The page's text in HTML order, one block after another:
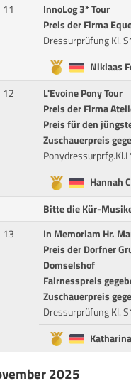
11
InnoLog 3* Tour
Preis der Firma
Dressurprüfung Kl.
Niklaas
12
L'Evoine Pony Tour
Preis der Firma
Preis für den
Zuschauerpreis
Hannah
Bitte die Kür-
13
In Memoriam Hr.
Preis der Dorfner
Domselshof
Fairnesspreis
Zuschauerpreis
Dressurprüfung Kl.
2025